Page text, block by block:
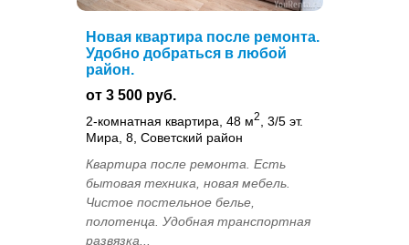
Новая квартира после ремонта.
Удобно добраться в любой
район.
от 3 500 руб.
2-комнатная квартира, 48 м2
, 3/5 эт.
Мира, 8, Советский район
Квартира после ремонта. Есть
бытовая техника, новая мебель.
Чистое постельное белье,
полотенца. Удобная транспортная
развязка...